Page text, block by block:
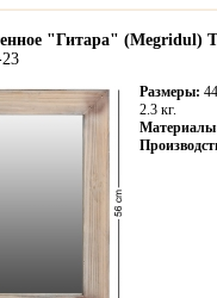
"Гитара" (Megridul)
Размеры:
2.3 кг.